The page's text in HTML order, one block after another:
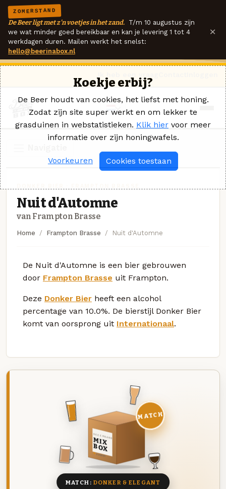
ZOMERSTAND
De Beer ligt met z'n voetjes in het zand. T/m 10 augustus zijn
we wat minder goed bereikbaar en kan je levering 1 tot 4
werkdagen duren. Mailen werkt het snelst:
hello@beerinabox.nl
×
Nuit d'Automne
van Frampton Brasse
Home Frampton Brasse Nuit d'Automne
De Nuit d'Automne is een bier gebrouwen
door Frampton Brasse uit Frampton.
Deze Donker Bier heeft een alcohol
percentage van 10.0%. De bierstijl Donker Bier
komt van oorsprong uit Internationaal.
DEZE MAAND
MIX
BOX
8 BIEREN
MATCH
MATCH: DONKER & ELEGANT
Koekje erbij?
De Beer houdt van cookies, het liefst met honing.
Zodat zijn site super werkt en om lekker te
grasduinen in webstatistieken. Klik hier voor meer
informatie over zijn honingwafels.
Voorkeuren Cookies toestaan